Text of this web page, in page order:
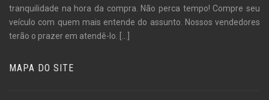
tranquilidade na hora da compra. Não perca tempo! Compre seu
veículo com quem mais entende do assunto. Nossos vendedores
terão o prazer em atendê-lo.
MAPA DO SITE